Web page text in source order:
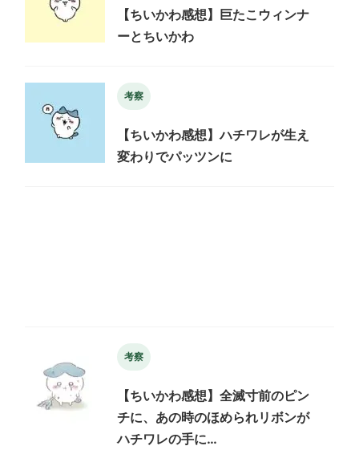
【ちいかわ感想】巨たこウィンナ
ーとちいかわ
考察
【ちいかわ感想】ハチワレが生え
変わりでパッツンに
考察
【ちいかわ感想】全滅寸前のピン
チに、あの時のほめられリボンが
ハチワレの手に…